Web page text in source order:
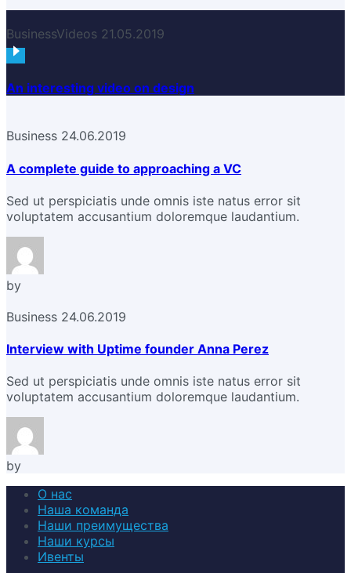
BusinessVideos 21.05.2019
An interesting video on design
Business 24.06.2019
A complete guide to approaching a VC
Sed ut perspiciatis unde omnis iste natus error sit
voluptatem accusantium doloremque laudantium.
by
Business 24.06.2019
Interview with Uptime founder Anna Perez
Sed ut perspiciatis unde omnis iste natus error sit
voluptatem accusantium doloremque laudantium.
by
О нас
Наша команда
Наши преимущества
Наши курсы
Ивенты